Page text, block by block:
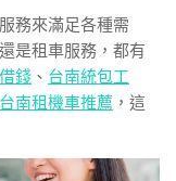
務來滿足各種需
是租車服務，都有
錢 、 台南統包工
台南租機車推薦 ，這